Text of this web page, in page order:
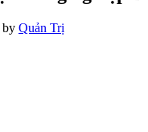
by Quản Trị